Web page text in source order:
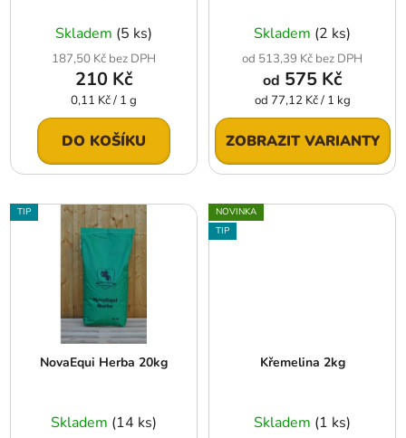
Skladem (5 ks)
187,50 Kč bez DPH
210 Kč
Měrná
cena:
0,11 Kč / 1 g
DO KOŠÍKU
Skladem (2 ks)
od 513,39 Kč bez DPH
od 575 Kč
Měrná
cena:
od 77,12 Kč / 1 kg
ZOBRAZIT VARIANTY
TIP
NovaEqui Herba 20kg
Skladem (14 ks)
NOVINKA
TIP
Křemelina 2kg
Skladem (1 ks)